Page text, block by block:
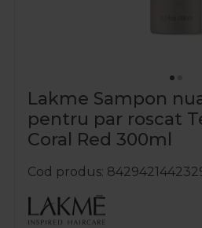
Lakme Sampon
pentru par roscat
Coral Red 300ml
Cod produs